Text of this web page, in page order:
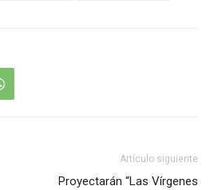
Artículo siguiente
Proyectarán “Las Vírgenes